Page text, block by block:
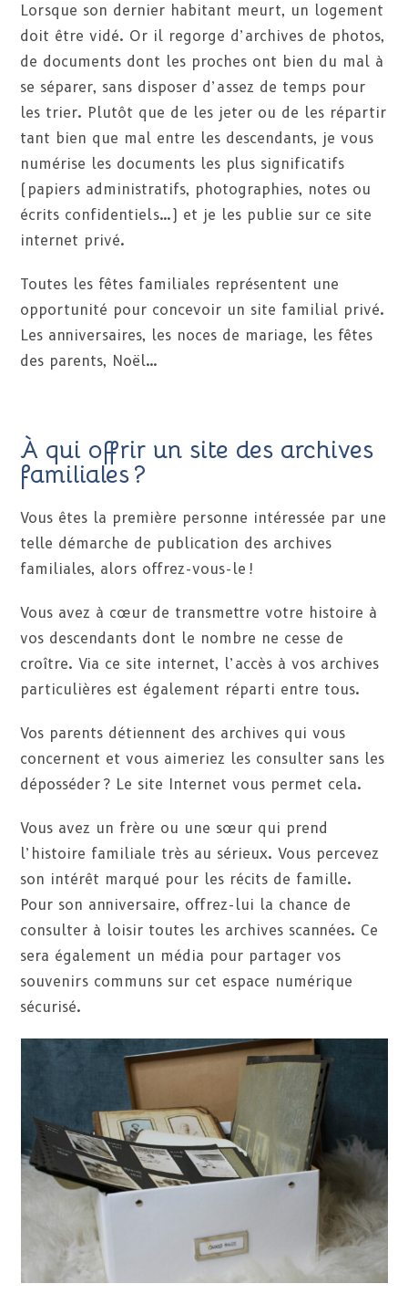
Lorsque son dernier habitant meurt, un logement
doit être vidé. Or il regorge d’archives de photos,
de documents dont les proches ont bien du mal à
se séparer, sans disposer d’assez de temps pour
les trier. Plutôt que de les jeter ou de les répartir
tant bien que mal entre les descendants, je vous
numérise les documents les plus significatifs
(papiers administratifs, photographies, notes ou
écrits confidentiels…) et je les publie sur ce site
internet privé.
Toutes les fêtes familiales représentent une
opportunité pour concevoir un site familial privé.
Les anniversaires, les noces de mariage, les fêtes
des parents, Noël…
À qui offrir un site des archives
familiales ?
Vous êtes la première personne intéressée par une
telle démarche de publication des archives
familiales, alors offrez-vous-le !
Vous avez à cœur de transmettre votre histoire à
vos descendants dont le nombre ne cesse de
croître. Via ce site internet, l’accès à vos archives
particulières est également réparti entre tous.
Vos parents détiennent des archives qui vous
concernent et vous aimeriez les consulter sans les
déposséder ? Le site Internet vous permet cela.
Vous avez un frère ou une sœur qui prend
l’histoire familiale très au sérieux. Vous percevez
son intérêt marqué pour les récits de famille.
Pour son anniversaire, offrez-lui la chance de
consulter à loisir toutes les archives scannées. Ce
sera également un média pour partager vos
souvenirs communs sur cet espace numérique
sécurisé.